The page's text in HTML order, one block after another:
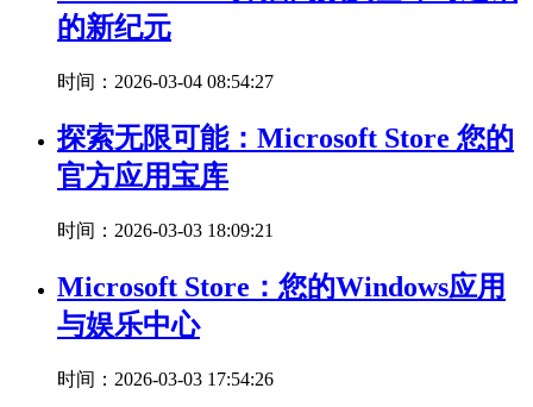
的新纪元
时间：2026-03-04 08:54:27
探索无限可能：Microsoft Store 您的
官方应用宝库
时间：2026-03-03 18:09:21
Microsoft Store：您的Windows应用
与娱乐中心
时间：2026-03-03 17:54:26